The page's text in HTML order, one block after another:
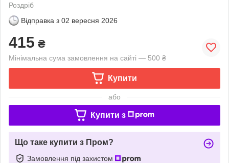
Роздріб
Відправка з 02 вересня 2026
415 ₴
Мінімальна сума замовлення на сайті — 500 ₴
Купити
або
Купити з
Що таке купити з Пром?
Замовлення під захистом